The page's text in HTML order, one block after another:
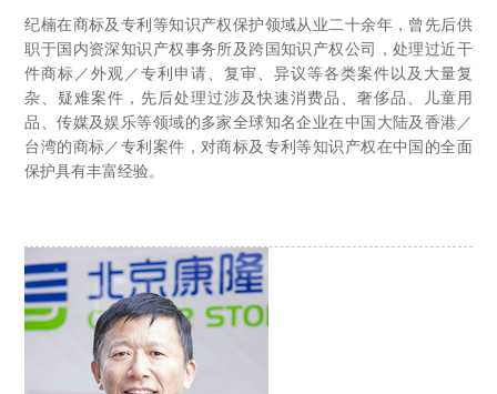
纪楠在商标及专利等知识产权保护领域从业二十余年，曾先后供
职于国内资深知识产权事务所及跨国知识产权公司，处理过近干
件商标／外观／专利申请、复审、异议等各类案件以及大量复
杂、疑难案件，先后处理过涉及快速消费品、奢侈品、儿童用
品、传媒及娱乐等领域的多家全球知名企业在中国大陆及香港／
台湾的商标／专利案件，对商标及专利等知识产权在中国的全面
保护具有丰富经验。